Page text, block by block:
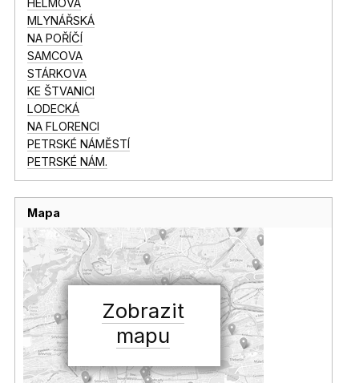
HELMOVA
MLYNÁŘSKÁ
NA POŘÍČÍ
SAMCOVA
STÁRKOVA
KE ŠTVANICI
LODECKÁ
NA FLORENCI
PETRSKÉ NÁMĚSTÍ
PETRSKÉ NÁM.
Mapa
Zobrazit
mapu